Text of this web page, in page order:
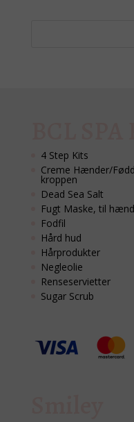
4 Step Kits
Creme Hænder/
kroppen
Dead Sea Salt
Fugt Maske, til
Fodfil
Hård hud
Hårprodukter
Negleolie
Renseservietter
Sugar Scrub